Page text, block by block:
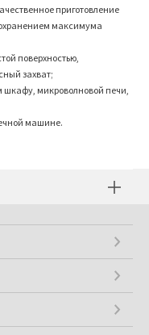
приготовление
максимума
поверхностью,
захват;
шкафу, микроволновой печи,
машине.